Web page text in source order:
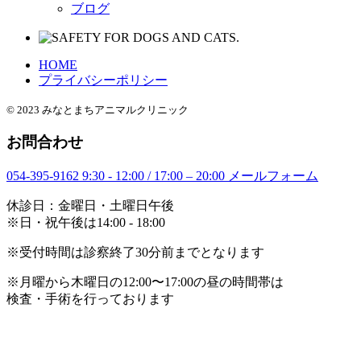
ブログ
HOME
プライバシーポリシー
© 2023 みなとまちアニマルクリニック
お問合わせ
054-395-9162 9:30 - 12:00 / 17:00 – 20:00 メールフォーム
休診日：金曜日・土曜日午後
※日・祝午後は14:00 - 18:00
※受付時間は診察終了30分前までとなります
※月曜から木曜日の12:00〜17:00の昼の時間帯は
検査・手術を行っております